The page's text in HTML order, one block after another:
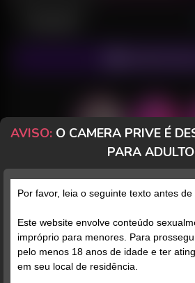
POSTS FANCLUB
Posts (31) Fotos (21)
Grátis
AVISO: O CAMERA PRIVE É
PARA
Por favor, leia o seguinte texto antes
Este website envolve conteúdo
impróprio para menores. Para
pelo menos 18 anos de idade e ter
em seu local de residência.